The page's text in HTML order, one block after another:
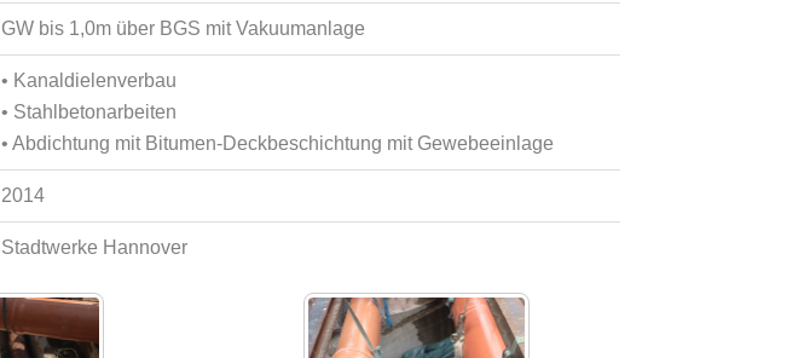
GW bis 1,0m über BGS mit Vakuumanlage
• Kanaldielenverbau
• Stahlbetonarbeiten
• Abdichtung mit Bitumen-Deckbeschichtung mit Gewebeeinlage
2014
Stadtwerke Hannover